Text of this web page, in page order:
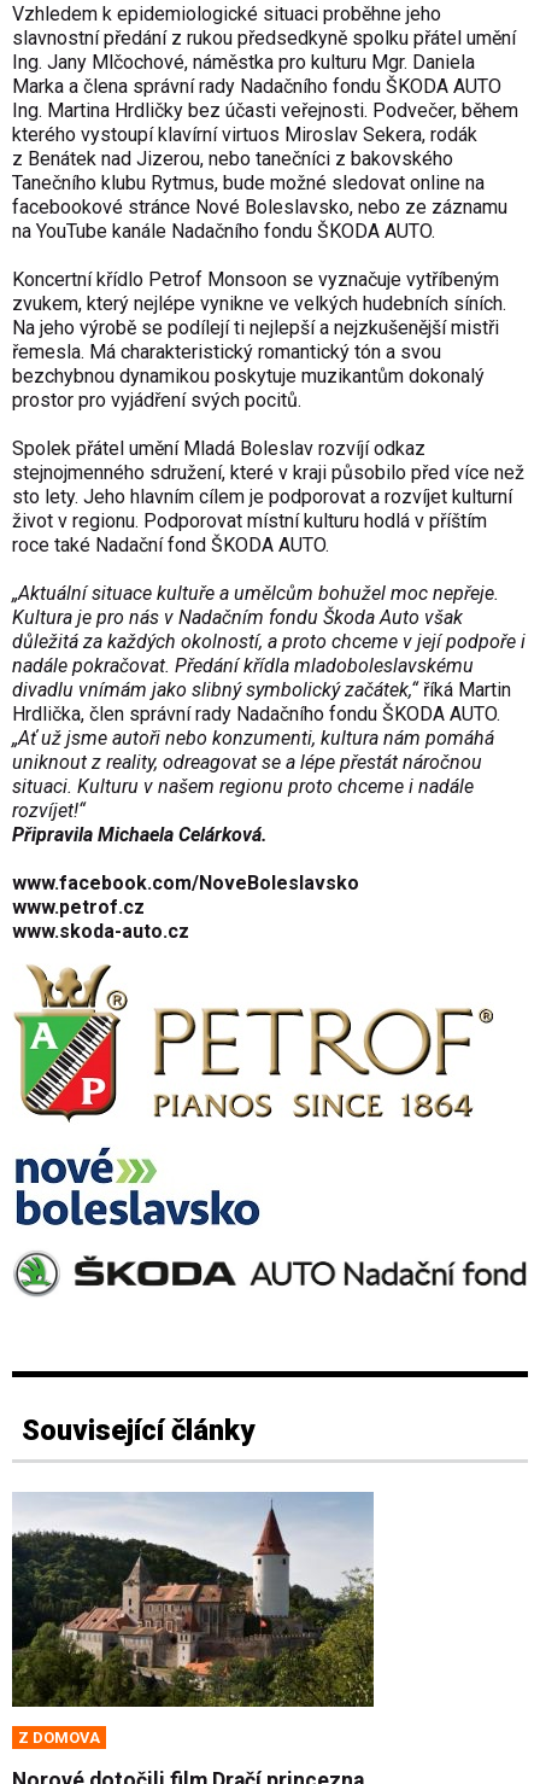
Vzhledem k epidemiologické situaci proběhne jeho
slavnostní předání z rukou předsedkyně spolku přátel umění
Ing. Jany Mlčochové, náměstka pro kulturu Mgr. Daniela
Marka a člena správní rady Nadačního fondu ŠKODA AUTO
Ing. Martina Hrdličky bez účasti veřejnosti. Podvečer, během
kterého vystoupí klavírní virtuos Miroslav Sekera, rodák
z Benátek nad Jizerou, nebo tanečníci z bakovského
Tanečního klubu Rytmus, bude možné sledovat online na
facebookové stránce Nové Boleslavsko, nebo ze záznamu
na YouTube kanále Nadačního fondu ŠKODA AUTO.
Koncertní křídlo Petrof Monsoon se vyznačuje vytříbeným
zvukem, který nejlépe vynikne ve velkých hudebních síních.
Na jeho výrobě se podílejí ti nejlepší a nejzkušenější mistři
řemesla. Má charakteristický romantický tón a svou
bezchybnou dynamikou poskytuje muzikantům dokonalý
prostor pro vyjádření svých pocitů.
Spolek přátel umění Mladá Boleslav rozvíjí odkaz
stejnojmenného sdružení, které v kraji působilo před více než
sto lety. Jeho hlavním cílem je podporovat a rozvíjet kulturní
život v regionu. Podporovat místní kulturu hodlá v příštím
roce také Nadační fond ŠKODA AUTO.
„Aktuální situace kultuře a umělcům bohužel moc nepřeje.
Kultura je pro nás v Nadačním fondu Škoda Auto však
důležitá za každých okolností, a proto chceme v její podpoře i
nadále pokračovat. Předání křídla mladoboleslavskému
divadlu vnímám jako slibný symbolický začátek,“říká Martin
Hrdlička, člen správní rady Nadačního fondu ŠKODA AUTO.
„Ať už jsme autoři nebo konzumenti, kultura nám pomáhá
uniknout z reality, odreagovat se a lépe přestát náročnou
situaci. Kulturu v našem regionu proto chceme i nadále
rozvíjet!“
Připravila Michaela Celárková.
www.facebook.com/NoveBoleslavsko
www.petrof.cz
www.skoda-auto.cz
Související články
Z DOMOVA